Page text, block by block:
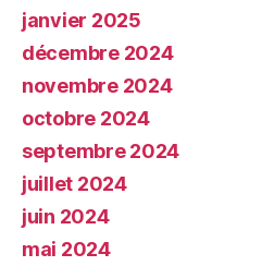
janvier 2025
décembre 2024
novembre 2024
octobre 2024
septembre 2024
juillet 2024
juin 2024
mai 2024